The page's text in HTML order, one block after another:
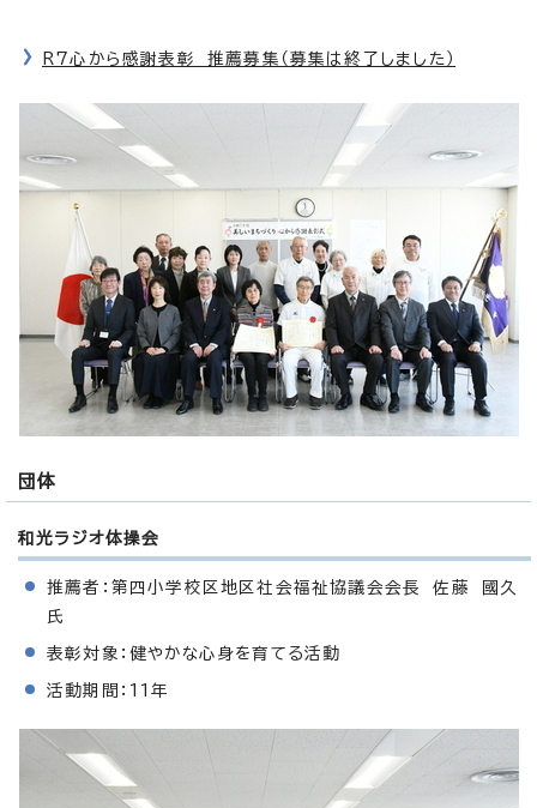
R7心から感謝表彰 推薦募集（募集は終了しました）
団体
和光ラジオ体操会
推薦者：第四小学校区地区社会福祉協議会会長 佐藤 國久
氏
表彰対象：健やかな心身を育てる活動
活動期間：11年